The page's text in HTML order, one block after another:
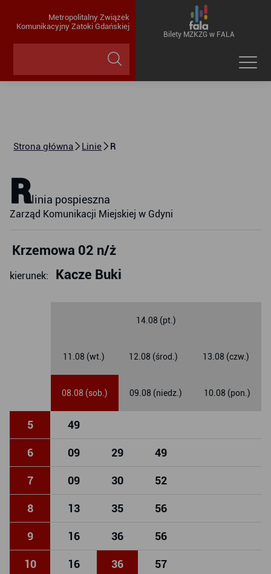
Metropolitalny Związek
Komunikacyjny Zatoki Gdańskiej
Bilety MZKZG w FALA
Strona główna Linie R
Rlinia pospieszna
Zarząd Komunikacji Miejskiej w Gdyni
Krzemowa 02 n/ż
kierunek: Kacze Buki
08.08 (sob.) 09.08 (niedz.) 10.08 (pon.)
11.08 (wt.) 12.08 (środ.) 13.08 (czw.)
14.08 (pt.)
5 49
6 09 29 49
7 09 30 52
8 13 35 56
9 16 36 56
10 16 36 57